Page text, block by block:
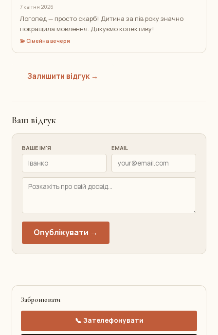
7 квітня 2026
Логопед — просто скарб! Дитина за пів року значно
покращила мовлення. Дякуємо колективу!
💫 Сімейна вечеря
Залишити відгук →
Ваш відгук
ВАШЕ ІМ'Я EMAIL
Опублікувати →
Забронювати
📞 Зателефонувати